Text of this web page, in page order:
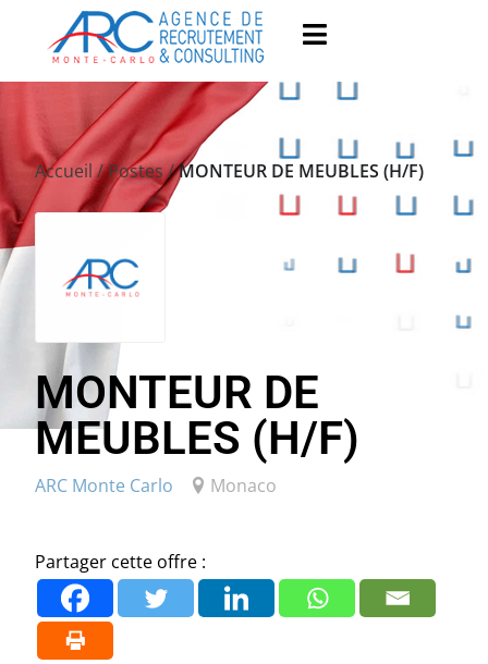
Accueil/Postes/MONTEUR DE MEUBLES (H/F)
MONTEUR DE
MEUBLES (H/F)
ARC Monte Carlo Monaco
Partager cette offre :